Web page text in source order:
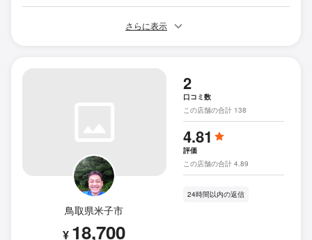
さらに表示
鳥取県米子市
¥ 18,700
2
口コミ数
この店舗の合計 138
4.81
評価
この店舗の合計 4.89
24時間以内の返信